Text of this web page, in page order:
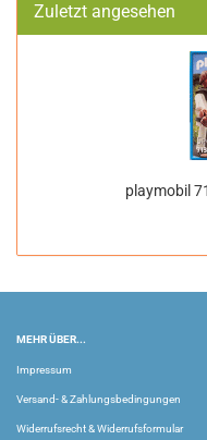
Zuletzt angesehen
playmobil
MEHR ÜBER...
Impressum
Versand- & Zahlungsbedingungen
Widerrufsrecht & Widerrufsformular